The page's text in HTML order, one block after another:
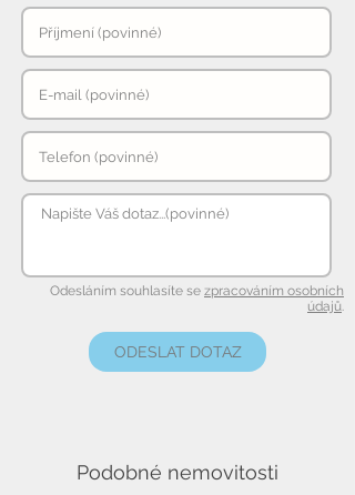
Odesláním souhlasíte se zpracováním osobních
údajů.
ODESLAT DOTAZ
Podobné nemovitosti